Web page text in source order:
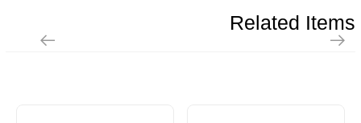
Related Items